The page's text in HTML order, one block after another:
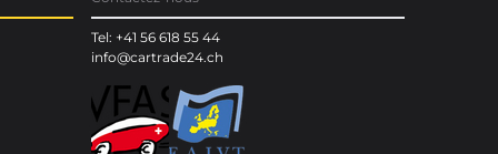
Tel: +41 56 618 55 44
info@cartrade24.ch